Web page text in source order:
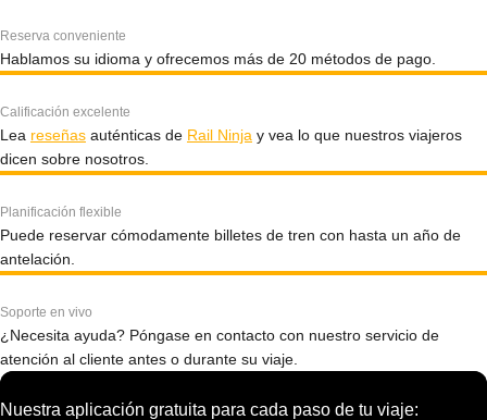
Reserva conveniente
Hablamos su idioma y ofrecemos más de 20 métodos de pago.
Calificación excelente
Lea reseñas auténticas de Rail Ninja y vea lo que nuestros viajeros
dicen sobre nosotros.
Planificación flexible
Puede reservar cómodamente billetes de tren con hasta un año de
antelación.
Soporte en vivo
¿Necesita ayuda? Póngase en contacto con nuestro servicio de
atención al cliente antes o durante su viaje.
Nuestra aplicación gratuita para cada paso de tu viaje: